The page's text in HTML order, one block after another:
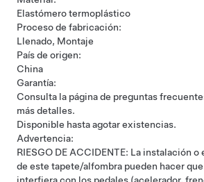
Elastómero termoplástico
Proceso de fabricación:
Llenado, Montaje
País de origen:
China
Garantía:
Consulta la página de preguntas
más detalles.
Disponible hasta agotar existencias.
Advertencia:
RIESGO DE ACCIDENTE: La instalación
de este tapete/alfombra pueden hacer que